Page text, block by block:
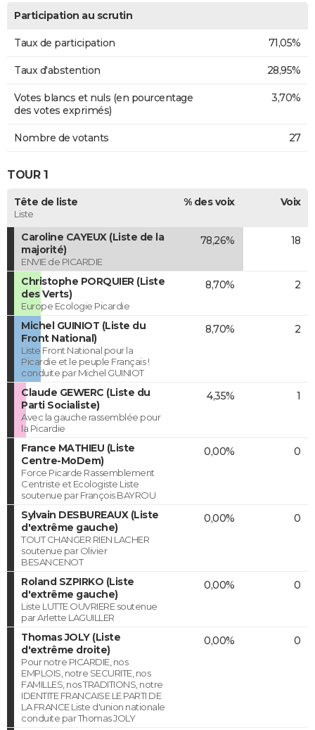
Participation au scrutin
Taux de participation 71,05%
Taux d'abstention 28,95%
Votes blancs et nuls (en pourcentage
des votes exprimés)
3,70%
Nombre de votants 27
TOUR 1
Tête de liste
Liste
% des voix Voix
Caroline CAYEUX (Liste de la
majorité)
ENVIE de PICARDIE
78,26% 18
Christophe PORQUIER (Liste
des Verts)
Europe Ecologie Picardie
8,70% 2
Michel GUINIOT (Liste du
Front National)
Liste Front National pour la
Picardie et le peuple Français !
conduite par Michel GUINIOT
8,70% 2
Claude GEWERC (Liste du
Parti Socialiste)
Avec la gauche rassemblée pour
la Picardie
4,35% 1
France MATHIEU (Liste
Centre-MoDem)
Force Picarde Rassemblement
Centriste et Ecologiste Liste
soutenue par François BAYROU
0,00% 0
Sylvain DESBUREAUX (Liste
d'extrême gauche)
TOUT CHANGER RIEN LACHER
soutenue par Olivier
BESANCENOT
0,00% 0
Roland SZPIRKO (Liste
d'extrême gauche)
Liste LUTTE OUVRIERE soutenue
par Arlette LAGUILLER
0,00% 0
Thomas JOLY (Liste
d'extrême droite)
Pour notre PICARDIE, nos
EMPLOIS, notre SECURITE, nos
FAMILLES, nos TRADITIONS, notre
IDENTITE FRANCAISE LE PARTI DE
LA FRANCE Liste d'union nationale
conduite par Thomas JOLY
0,00% 0